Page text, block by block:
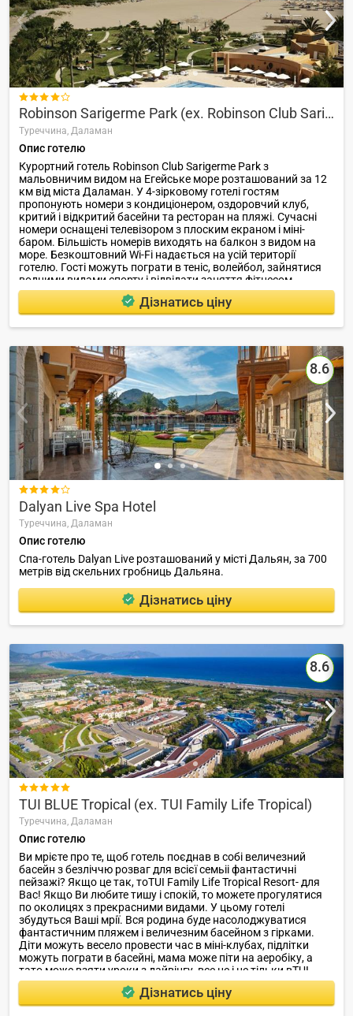

Robinson Sarigerme Park (ex. Robinson Club Sarigerme Park)
Туреччина, Даламан
Опис готелю
Курортний готель Robinson Club Sarigerme Park з
мальовничим видом на Егейське море розташований за 12
км від міста Даламан. У 4-зірковому готелі гостям
пропонують номери з кондиціонером, оздоровчий клуб,
критий і відкритий басейни та ресторан на пляжі. Сучасні
номери оснащені телевізором з плоским екраном і міні-
баром. Більшість номерів виходять на балкон з видом на
море. Безкоштовний Wi-Fi надається на усій території
готелю. Гості можуть пограти в теніс, волейбол, зайнятися
водними видами спорту і відвідати заняття фітнесом.
Дізнатись ціну
8.6

Dalyan Live Spa Hotel
Туреччина, Даламан
Опис готелю
Спа-готель Dalyan Live розташований у місті Дальян, за 700
метрів від скельних гробниць Дальяна.
Дізнатись ціну
8.6

TUI BLUE Tropical (ex. TUI Family Life Tropical)
Туреччина, Даламан
Опис готелю
Ви мрієте про те, щоб готель поєднав в собі величезний
басейн з безліччю розваг для всієї семьіі фантастичні
пейзажі? Якщо це так, тоTUI Family Life Tropical Resort- для
Вас! Якщо Ви любите тишу і спокій, то можете прогулятися
по околицях з прекрасними видами. У цьому готелі
збудуться Ваші мрії. Вся родина буде насолоджуватися
фантастичним пляжем і величезним басейном з гірками.
Діти можуть весело провести час в міні-клубах, підлітки
можуть пограти в басейні, мама може піти на аеробіку, а
тато може взяти уроки з дайвінгу, все це і не тільки вTUI
Family Life Tropical Resort! Місцезнаходження: п.Саригерме
г.Ортаджа / г.Mугла Відстань до: Аеропортa (Dalaman) 15км
Городa (Sar? Germe) 2 км Городa (Ortaca) 16 км.
Дізнатись ціну